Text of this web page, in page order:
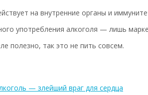
на внутренние органы и
употребления алкоголя — лишь
полезно, так это не пить совсем.
— злейший враг для сердца